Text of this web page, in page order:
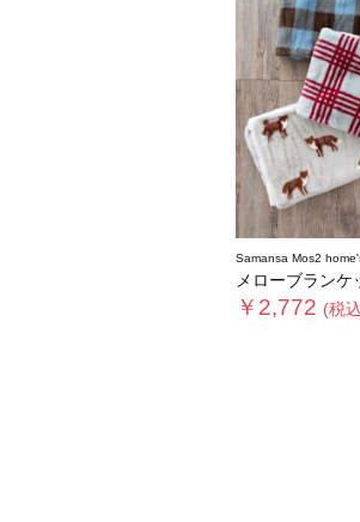
Samansa Mos2
メローブランケ
￥2,772 (税